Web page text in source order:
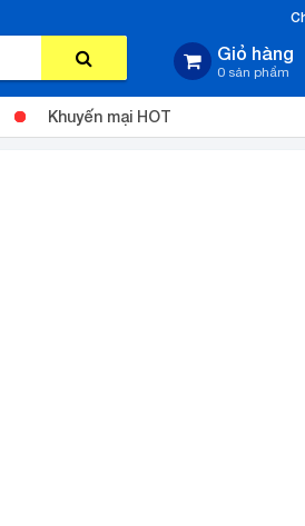
Giỏ hàng
0 sản phẩm
Khuyến mại HOT